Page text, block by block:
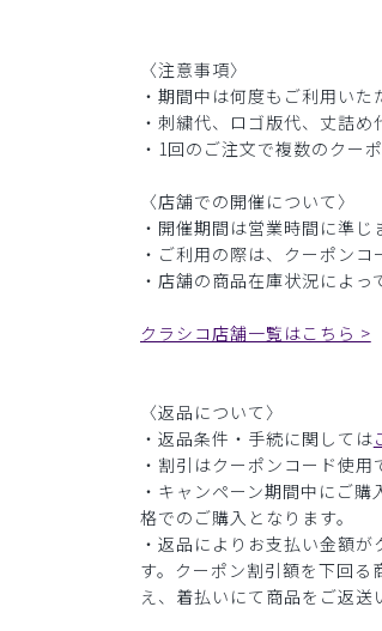
〈注意事項〉
・期間中は何度もご利用いた
・刺繍代、ロゴ版代、丈詰め
・1回のご注文で複数のクー
〈店舗での開催について〉
・開催期間は営業時間に準じ
・ご利用の際は、クーポンコ
・店舗の商品在庫状況によっ
クラシコ店舗一覧はこちら >
〈返品について〉
・返品条件・手続に関しては
・割引はクーポンコード使
・キャンペーン期間中にご
格でのご購入となります。
・返品によりお支払い金額
す。クーポン割引額を下回
え、着払いにて商品をご返送